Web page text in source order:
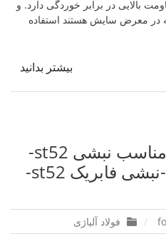
بالایی در برابر خوردگی دارد. و
در معرض سایش هستند استفاده
بیشتر بدانید
نبشی st52-قیمت مناسب نبشی st52-
فروش نبشی st52-نبشی فابریک st52-
فولاد آلیاژی